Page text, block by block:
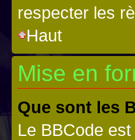
respecter les
Haut
Mise en
Que sont les
Le BBCode